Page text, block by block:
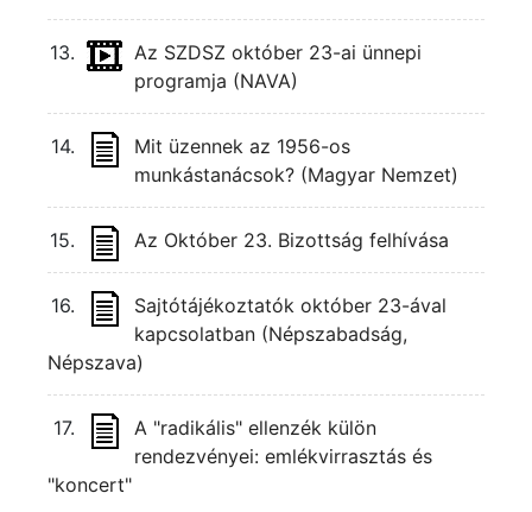
13.
Az SZDSZ október 23-ai ünnepi
programja (NAVA)
14.
Mit üzennek az 1956-os
munkástanácsok? (Magyar Nemzet)
15. Az Október 23. Bizottság felhívása
16.
Sajtótájékoztatók október 23-ával
kapcsolatban (Népszabadság,
Népszava)
17.
A "radikális" ellenzék külön
rendezvényei: emlékvirrasztás és
"koncert"